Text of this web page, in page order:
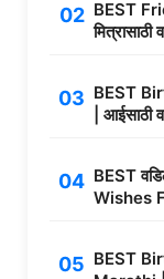
BEST
मित्रासाठी
BEST
| आईसाठी
BEST
Wishes
BEST